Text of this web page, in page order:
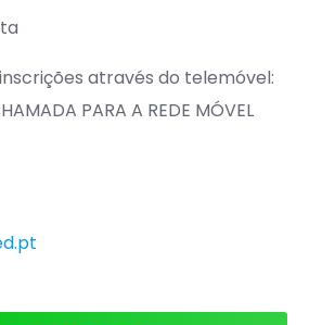
através do telemóvel:
PARA A REDE MÓVEL